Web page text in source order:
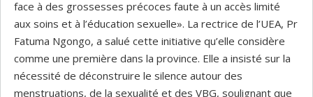
face à des grossesses précoces faute à un accès limité
aux soins et à l’éducation sexuelle». La rectrice de l’UEA, Pr
Fatuma Ngongo, a salué cette initiative qu’elle considère
comme une première dans la province. Elle a insisté sur la
nécessité de déconstruire le silence autour des
menstruations, de la sexualité et des VBG, soulignant que